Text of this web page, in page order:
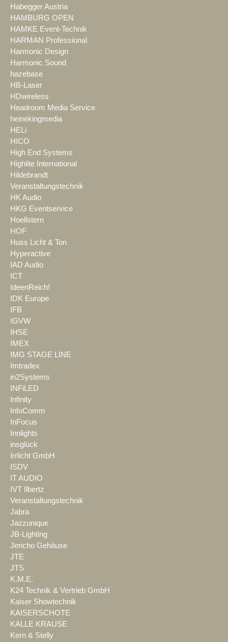
Habegger Austria
HAMBURG OPEN
HAMKE Event-Technik
HARMAN Professional
Harmonic Design
Harmonic Sound
hazebase
HB-Laser
HDwireless
Headroom Media Service
heinekingmedia
HELi
HICO
High End Systems
Highlite International
Hildebrandt
Veranstaltungstechnik
HK Audio
HKG Eventservice
Hoellstern
HOF
Huss Licht & Ton
Hyperactive
IAD Audio
ICT
IdeenReich!
IDK Europe
IFB
IGVW
IHSE
IMEX
IMG STAGE LINE
Imtradex
in2Systems
INFiLED
Infinity
InfoComm
InFocus
Innlights
insglück
Irrlicht GmbH
ISDV
IT AUDIO
IVT Ilbertz
Veranstaltungstechnik
Jabra
Jazzunique
JB-Lighting
Jericho Gehäuse
JTE
JTS
K.M.E.
K24 Technik & Vertrieb GmbH
Kaiser Showtechnik
KAISERSCHOTE
KALLE KRAUSE
Kern & Stelly